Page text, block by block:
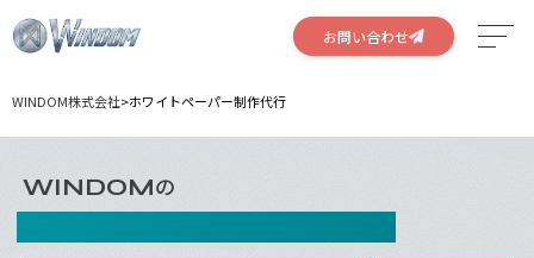
お問い合わせ
サービス
WINDOM株式会社>ホワイトペーパー制作代行
WINDOMの
ホワイトペーパー制作支援